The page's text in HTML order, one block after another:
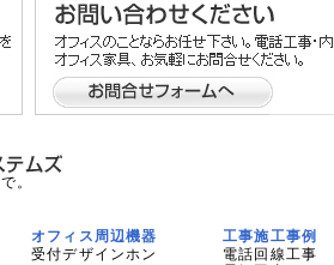
。
オフィス周辺機器
受付デザインホン
工事施工事例
電話回線工事